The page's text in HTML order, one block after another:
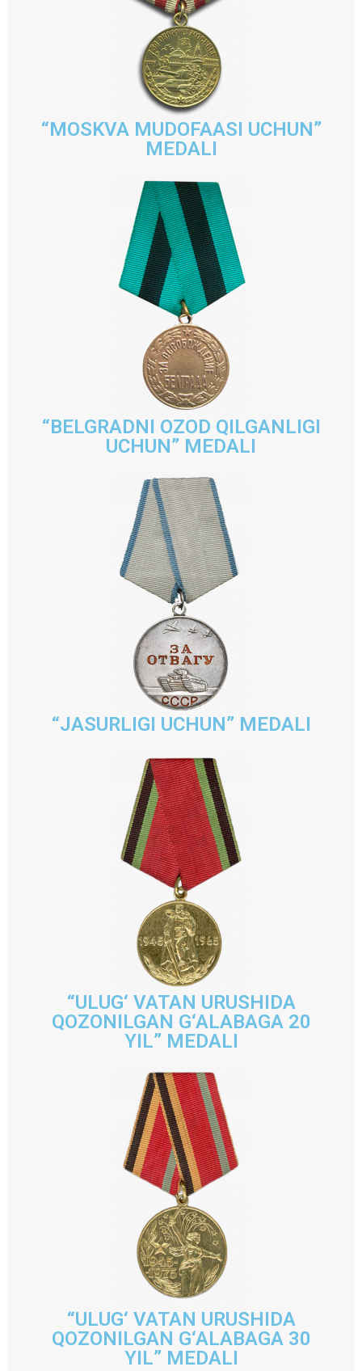
“MOSKVA MUDOFAASI UCHUN”
MEDALI
“BELGRADNI OZOD QILGANLIGI
UCHUN” MEDALI
“JASURLIGI UCHUN” MEDALI
“ULUG‘ VATAN URUSHIDA
QOZONILGAN G‘ALABAGA 20
YIL” MEDALI
“ULUG‘ VATAN URUSHIDA
QOZONILGAN G‘ALABAGA 30
YIL” MEDALI